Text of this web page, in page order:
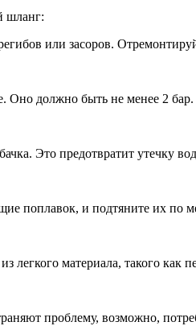
шланг:
или засоров.
Оно должно быть не менее 2 бар.
Это предотвратит утечку
поплавок, и подтяните их по
легкого материала, такого как
проблему, возможно,